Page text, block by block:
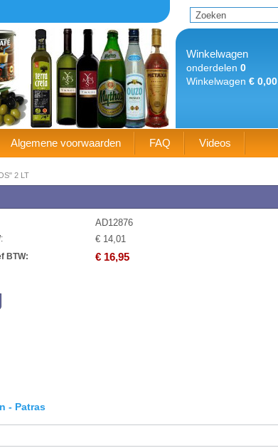
Winkelwagen
onderdelen 0
Winkelwagen € 0,00
Algemene voorwaarden FAQ Videos
2 LT
AD12876
€ 14,01
BTW: € 16,95
- Patras